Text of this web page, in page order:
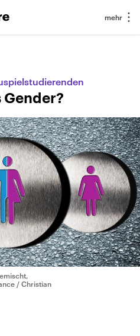
Gender?
/ Christian